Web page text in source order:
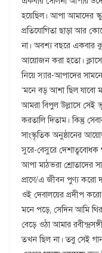
হয়েছিল। আপা আমাদের
প্রতিযোগিতা ছাড়া আর
না। অবশ্য বছরে একবার
আয়োজন করা হতো।
নিয়ে স্যার-আপাদের
‘মনে বড় আশা ছিল যাবো
আমরা বিপুল উল্লাসে সেই
করতালি দিতাম। কিন্তু
সাংস্কৃতিক অনুষ্ঠানের
সুরে-বেসুরে
আপা মাঠভরা শ্রোতাদের
প্রাণে/এ জীবন পুণ্য করো
ওই দেবালয়ের প্রদীপ
মনে পড়ে, সেদিন আমি
বেড়ে ওঠা আমার
তখন ছিল না। তবু সেই